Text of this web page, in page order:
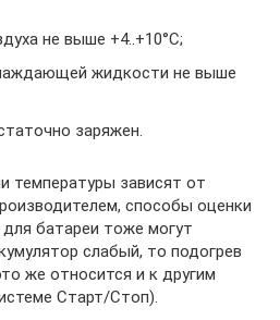
не выше +4..+10°С;
жидкости не выше
заряжен.
температуры зависят от
способы оценки
батареи тоже могут
слабый, то подогрев
же относится и к другим
Старт/Стоп).